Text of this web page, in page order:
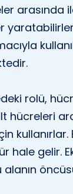
arasında
rolü,
hücreleri
kullanırlar.
hale gelir.